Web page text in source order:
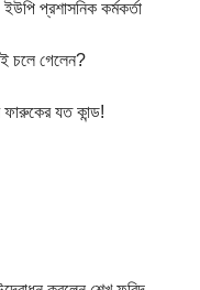
প্রশাসনিক কর্মকর্তা
চলে গেলেন?
যত কান্ড!